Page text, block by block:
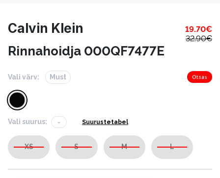
Calvin Klein 19.70€
32.90€
Rinnahoidja 000QF7477E
Vali värv: Must Otsas
Vali suurus: - Suurustetabel
XS S M L